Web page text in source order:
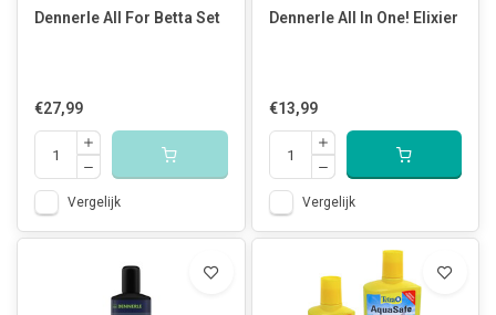
Dennerle All For Betta Set
€27,99
Vergelijk
Dennerle All In One! Elixier
€13,99
Vergelijk